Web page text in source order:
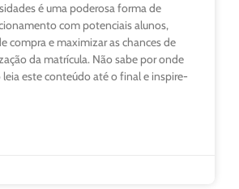
é uma poderosa forma de
com potenciais alunos,
compra e maximizar as chances de
da matrícula. Não sabe por onde
leia este conteúdo até o final e inspire-